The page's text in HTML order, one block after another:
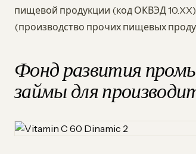
пищевой продукции (код ОКВЭД
(производство прочих пищевых
Фонд развития
займы для